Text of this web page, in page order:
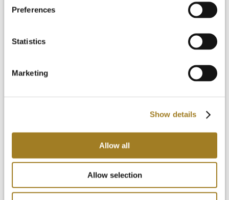
Preferences
Statistics
Marketing
Show details
Allow all
Allow selection